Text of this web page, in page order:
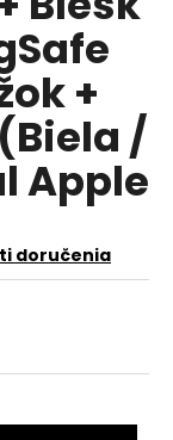
+
/
Apple
doručenia